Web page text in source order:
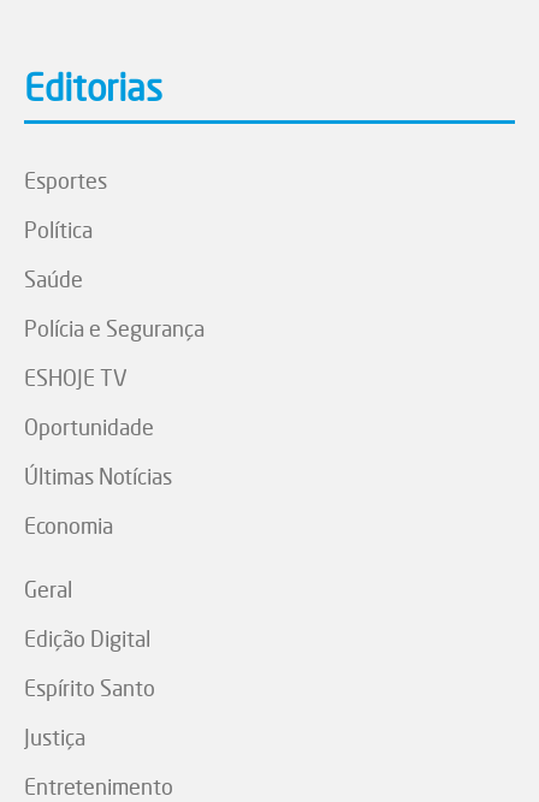
Editorias
Esportes
Política
Saúde
Polícia e Segurança
ESHOJE TV
Oportunidade
Últimas Notícias
Economia
Geral
Edição Digital
Espírito Santo
Justiça
Entretenimento